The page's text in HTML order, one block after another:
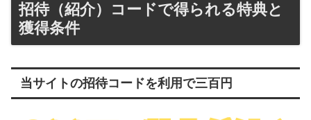
招待（紹介）コードで得られる特典と
獲得条件
当サイトの招待コードを利用で三百円